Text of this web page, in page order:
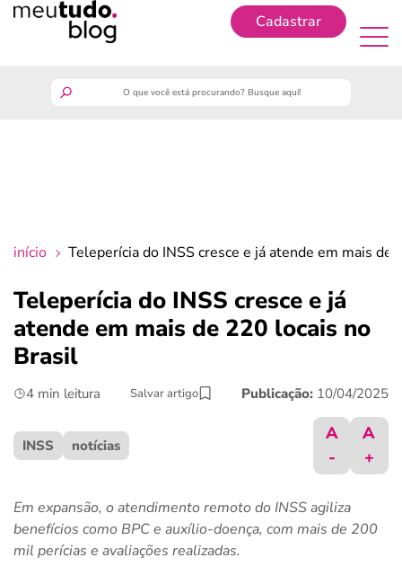
Cadastrar
crédito fácil
início Teleperícia do INSS cresce e já atende em mais de
Teleperícia do INSS cresce e já
atende em mais de 220 locais no
Brasil
4 min leitura Salvar artigo Publicação: 10/04/2025
INSS notícias
A
-
A
+
Em expansão, o atendimento remoto do INSS agiliza
benefícios como BPC e auxílio-doença, com mais de 200
mil perícias e avaliações realizadas.